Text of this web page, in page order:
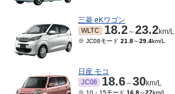
三菱 eKワゴン
WLTC 18.2～23.2km/L
※ JC08モード 21.8～29.4km/L
日産 モコ
JC08 18.6～30km/L
※ 10・15モード 16.8～27km/L